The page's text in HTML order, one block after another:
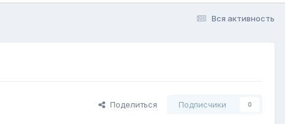
Вся активность
Поделиться Подписчики 0